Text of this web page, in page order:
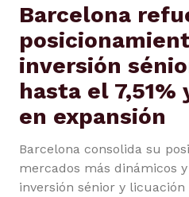
Barcelona
inversión
hasta el 7,51%
en expansión
Barcelona consolida su
mercados más dinámicos
inversión sénior y